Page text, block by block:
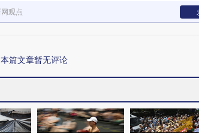
观点
本篇文章暂无评论